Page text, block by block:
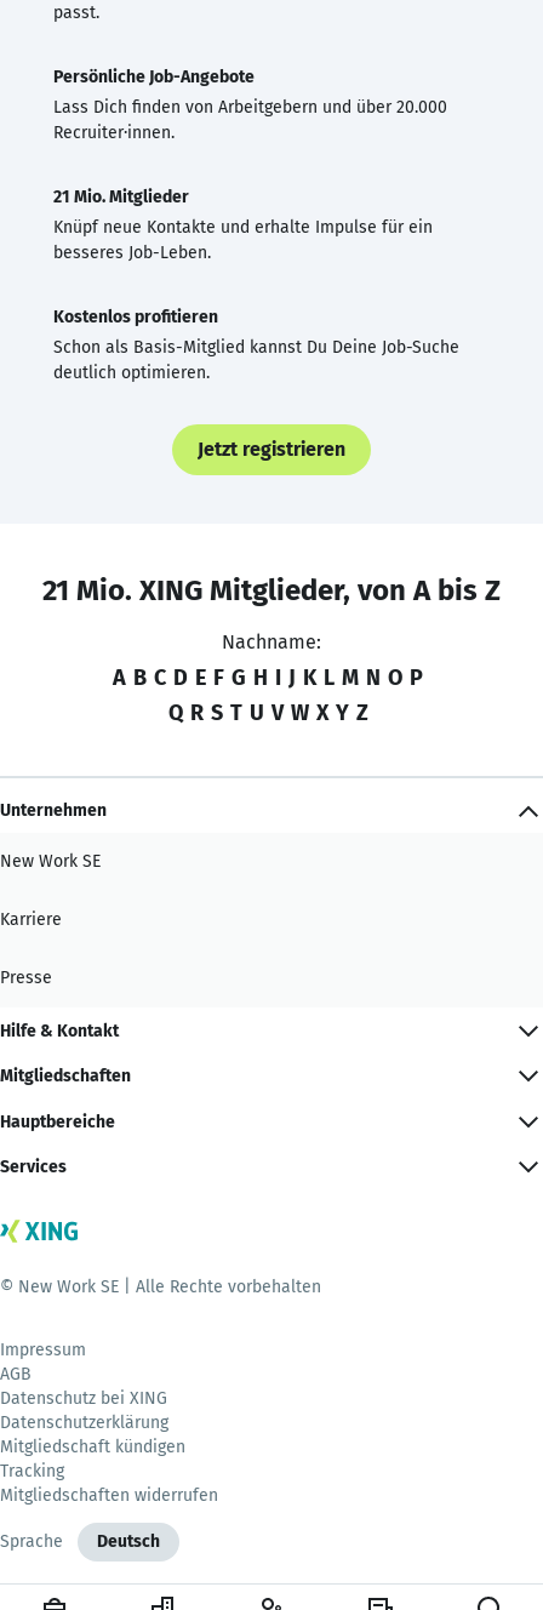
passt.
Persönliche Job-Angebote
Lass Dich finden von Arbeitgebern und über 20.000
Recruiter·innen.
21 Mio. Mitglieder
Knüpf neue Kontakte und erhalte Impulse für ein
besseres Job-Leben.
Kostenlos profitieren
Schon als Basis-Mitglied kannst Du Deine Job-Suche
deutlich optimieren.
Jetzt registrieren
21 Mio. XING Mitglieder, von A bis Z
Nachname:
A B C D E F G H I J K L M N O P
Q R S T U V W X Y Z
Unternehmen
New Work SE
Karriere
Presse
Hilfe & Kontakt
Mitgliedschaften
Hauptbereiche
Services
© New Work SE | Alle Rechte vorbehalten
Impressum
AGB
Datenschutz bei XING
Datenschutzerklärung
Mitgliedschaft kündigen
Tracking
Mitgliedschaften widerrufen
Sprache Deutsch